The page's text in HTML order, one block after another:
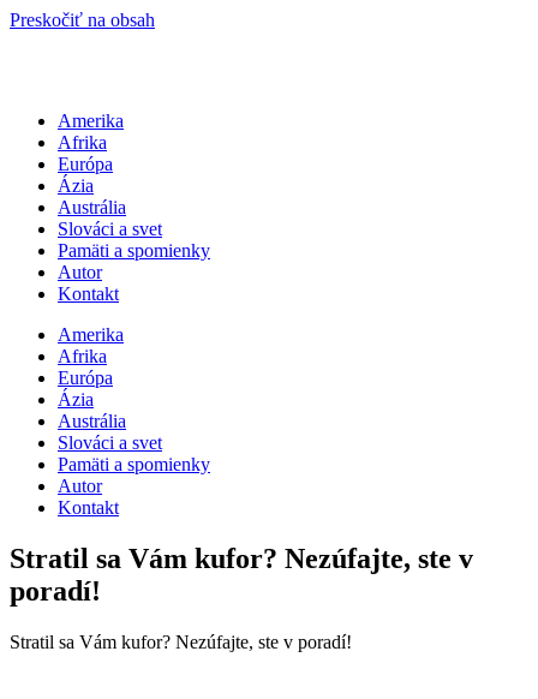
Preskočiť na obsah
Amerika
Afrika
Európa
Ázia
Austrália
Slováci a svet
Pamäti a spomienky
Autor
Kontakt
Amerika
Afrika
Európa
Ázia
Austrália
Slováci a svet
Pamäti a spomienky
Autor
Kontakt
Stratil sa Vám kufor? Nezúfajte, ste v
poradí!
Stratil sa Vám kufor? Nezúfajte, ste v poradí!